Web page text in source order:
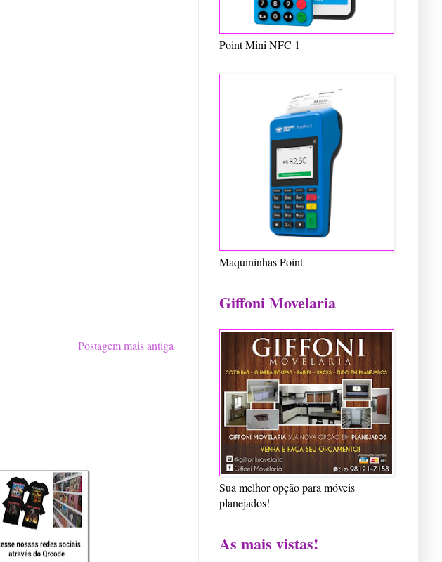
Postagem mais antiga
Point Mini NFC 1
Maquininhas Point
Giffoni Movelaria
Sua melhor opção para móveis
planejados!
As mais vistas!